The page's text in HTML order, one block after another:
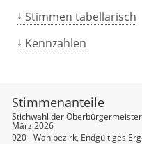
Stimmen tabellarisch
Kennzahlen
Stimmenanteile
Stichwahl der
März 2026
920 - Wahlbezirk, Endgültiges